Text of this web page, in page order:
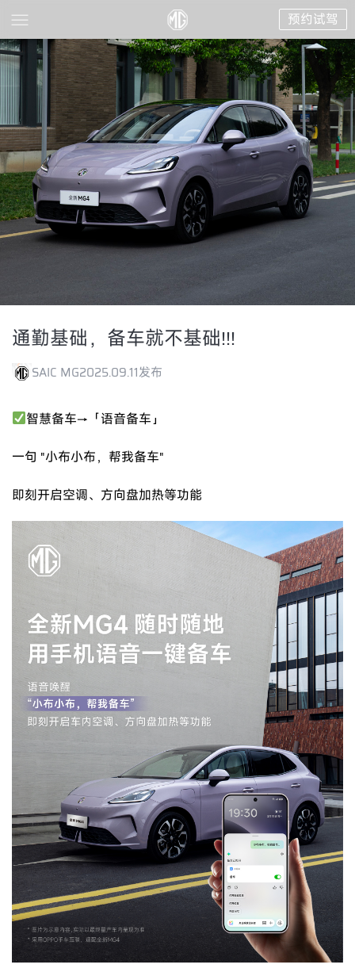
预约试驾
通勤基础，备车就不基础!!!
SAIC MG2025.09.11发布
智慧备车→「语音备车」
一句 "小布小布，帮我备车"
即刻开启空调、方向盘加热等功能